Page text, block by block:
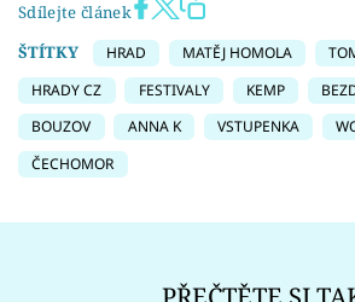
Sdílejte článek
ŠTÍTKY
HRAD MATĚJ HOMOLA
HRADY CZ
FESTIVALY KEMP
BOUZOV
ANNA K VSTUPENKA
ČECHOMOR